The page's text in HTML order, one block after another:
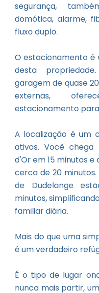
segurança,
domótica, alarme,
fluxo duplo.
O estacionamento
desta
garagem de quase
externas,
estacionamento
A localização é um
ativos. Você
d'Or em 15 minutos
cerca de 20
de Dudelange
minutos,
familiar diária.
Mais do que uma
é um verdadeiro
É o tipo de lugar
nunca mais partir,